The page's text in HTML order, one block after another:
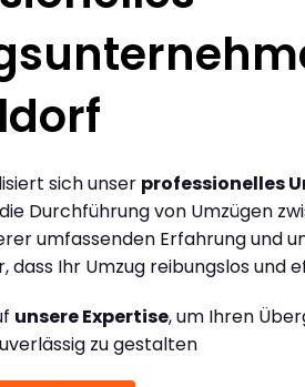
sich unser professionelles
Durchführung von Umzügen
umfassenden Erfahrung und
dass Ihr Umzug reibungslos und
unsere Expertise, um Ihren
zu gestalten